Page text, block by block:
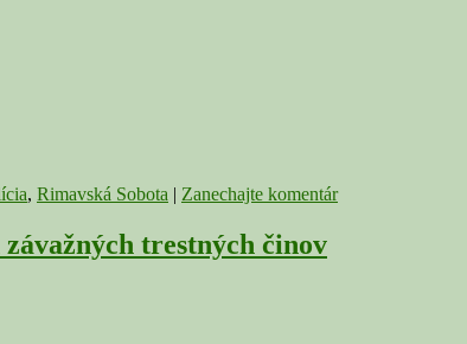
, Rimavská Sobota | Zanechajte komentár
trestných činov